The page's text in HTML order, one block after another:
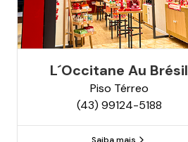
L´occitane Au Brésil
Piso Térreo
(43) 99124-5188